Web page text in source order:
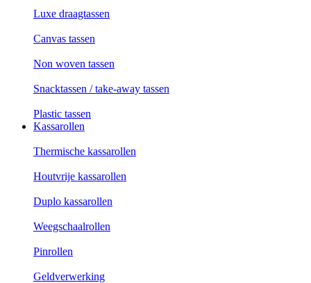
Luxe draagtassen
Canvas tassen
Non woven tassen
Snacktassen / take-away tassen
Plastic tassen
Kassarollen
Thermische kassarollen
Houtvrije kassarollen
Duplo kassarollen
Weegschaalrollen
Pinrollen
Geldverwerking